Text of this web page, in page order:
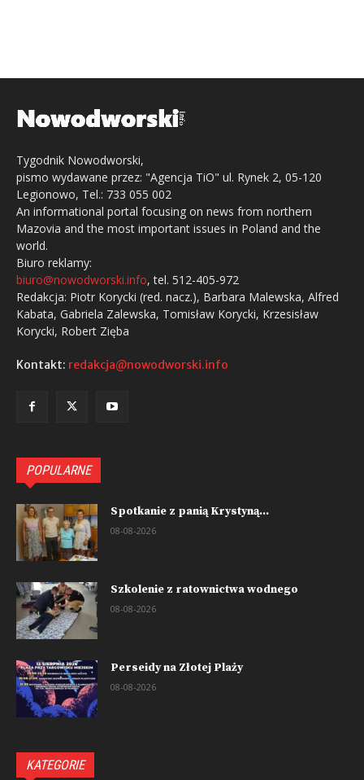
Tygodnik Nowodworski,
pismo wydawane przez: "Agencja TiO" ul. Rynek 2, 05-120
Legionowo, Tel.: 733 055 002
An informational portal focusing on news from northern
Mazovia and the most important issues in Poland and the
world.
Biuro reklamy:
biuro@nowodworski.info, tel. 512-405-972
Redakcja: Piotr Korycki (red. nacz.), Barbara Malewska, Alfred
Kabata, Gabriela Zalewska, Tomisław Korycki, Krzesisław
Korycki, Robert Zięba
Kontakt: redakcja@nowodworski.info
POPULARNE
Spotkanie z panią Krystyną...
08-08-2026
Szkolenie z ratownictwa wodnego
08-08-2026
Perseidy na Złotej Plaży
08-08-2026
KATEGORIE